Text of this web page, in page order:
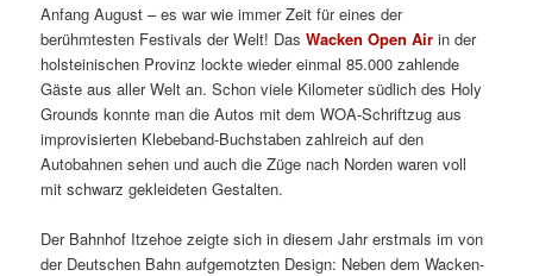
Anfang August – es war wie immer Zeit für eines der
berühmtesten Festivals der Welt! DasWacken Open Air in der
holsteinischen Provinz lockte wieder einmal 85.000 zahlende
Gäste aus aller Welt an. Schon viele Kilometer südlich des Holy
Grounds konnte man die Autos mit dem WOA-Schriftzug aus
improvisierten Klebeband-Buchstaben zahlreich auf den
Autobahnen sehen und auch die Züge nach Norden waren voll
mit schwarz gekleideten Gestalten.
Der Bahnhof Itzehoe zeigte sich in diesem Jahr erstmals im von
der Deutschen Bahn aufgemotzten Design: Neben dem Wacken-